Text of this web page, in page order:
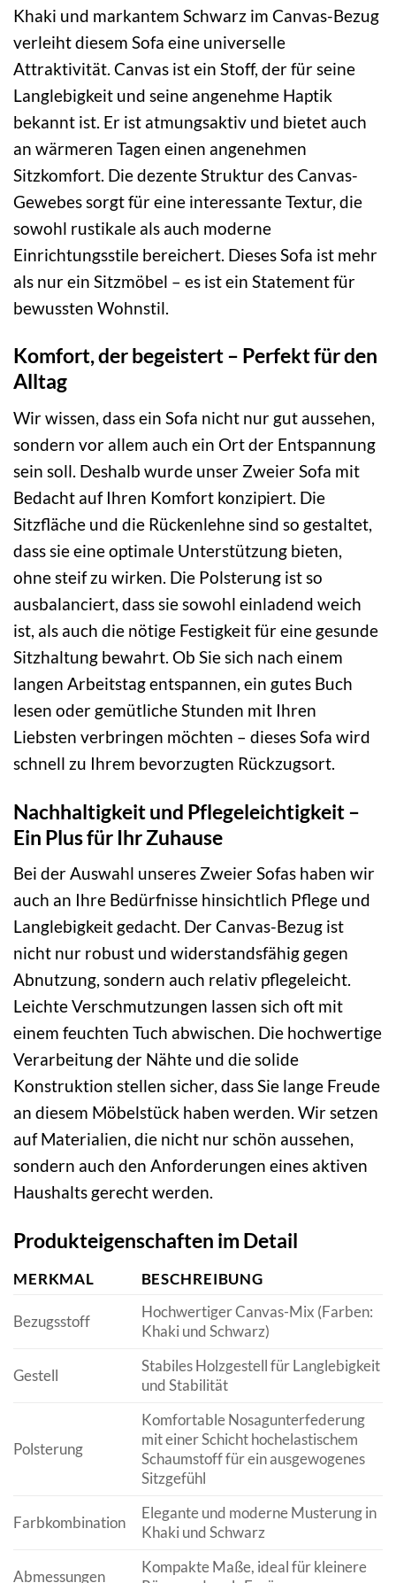
Khaki und markantem Schwarz im Canvas-Bezug
verleiht diesem Sofa eine universelle
Attraktivität. Canvas ist ein Stoff, der für seine
Langlebigkeit und seine angenehme Haptik
bekannt ist. Er ist atmungsaktiv und bietet auch
an wärmeren Tagen einen angenehmen
Sitzkomfort. Die dezente Struktur des Canvas-
Gewebes sorgt für eine interessante Textur, die
sowohl rustikale als auch moderne
Einrichtungsstile bereichert. Dieses Sofa ist mehr
als nur ein Sitzmöbel – es ist ein Statement für
bewussten Wohnstil.
Komfort, der begeistert – Perfekt für den
Alltag
Wir wissen, dass ein Sofa nicht nur gut aussehen,
sondern vor allem auch ein Ort der Entspannung
sein soll. Deshalb wurde unser Zweier Sofa mit
Bedacht auf Ihren Komfort konzipiert. Die
Sitzfläche und die Rückenlehne sind so gestaltet,
dass sie eine optimale Unterstützung bieten,
ohne steif zu wirken. Die Polsterung ist so
ausbalanciert, dass sie sowohl einladend weich
ist, als auch die nötige Festigkeit für eine gesunde
Sitzhaltung bewahrt. Ob Sie sich nach einem
langen Arbeitstag entspannen, ein gutes Buch
lesen oder gemütliche Stunden mit Ihren
Liebsten verbringen möchten – dieses Sofa wird
schnell zu Ihrem bevorzugten Rückzugsort.
Nachhaltigkeit und Pflegeleichtigkeit –
Ein Plus für Ihr Zuhause
Bei der Auswahl unseres Zweier Sofas haben wir
auch an Ihre Bedürfnisse hinsichtlich Pflege und
Langlebigkeit gedacht. Der Canvas-Bezug ist
nicht nur robust und widerstandsfähig gegen
Abnutzung, sondern auch relativ pflegeleicht.
Leichte Verschmutzungen lassen sich oft mit
einem feuchten Tuch abwischen. Die hochwertige
Verarbeitung der Nähte und die solide
Konstruktion stellen sicher, dass Sie lange Freude
an diesem Möbelstück haben werden. Wir setzen
auf Materialien, die nicht nur schön aussehen,
sondern auch den Anforderungen eines aktiven
Haushalts gerecht werden.
Produkteigenschaften im Detail
MERKMAL BESCHREIBUNG
Bezugsstoff
Hochwertiger Canvas-Mix (Farben:
Khaki und Schwarz)
Gestell
Stabiles Holzgestell für Langlebigkeit
und Stabilität
Polsterung
Komfortable Nosagunterfederung
mit einer Schicht hochelastischem
Schaumstoff für ein ausgewogenes
Sitzgefühl
Farbkombination
Elegante und moderne Musterung in
Khaki und Schwarz
Abmessungen
Kompakte Maße, ideal für kleinere